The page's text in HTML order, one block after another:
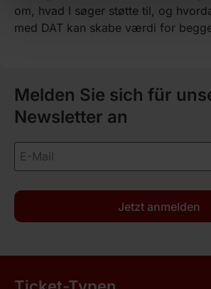
om, hvad I søger støtte til, og
med DAT kan skabe værdi for
Melden Sie sich für
Newsletter an
Jetzt anmelden